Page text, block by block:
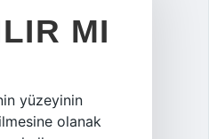
MI
yüzeyinin
olanak